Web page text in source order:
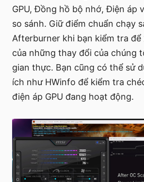
GPU, Đồng hồ bộ nhớ, Điện áp
so sánh. Giữ điểm chuẩn chạy
Afterburner khi bạn kiểm tra
của những thay đổi của chúng
gian thực. Bạn cũng có thể sử
ích như HWinfo để kiểm tra
điện áp GPU đang hoạt động.